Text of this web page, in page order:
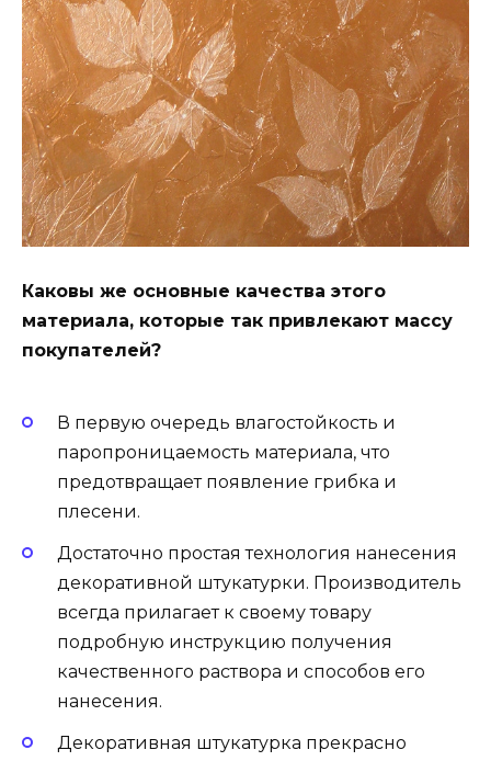
Каковы же основные качества этого
материала, которые так привлекают массу
покупателей?
В первую очередь влагостойкость и
паропроницаемость материала, что
предотвращает появление грибка и
плесени.
Достаточно простая технология нанесения
декоративной штукатурки. Производитель
всегда прилагает к своему товару
подробную инструкцию получения
качественного раствора и способов его
нанесения.
Декоративная штукатурка прекрасно